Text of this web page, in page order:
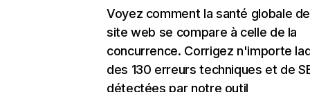
Voyez comment la santé globale
site web se compare à celle de la
concurrence. Corrigez n'importe
des 130 erreurs techniques et de
détectées par notre outil